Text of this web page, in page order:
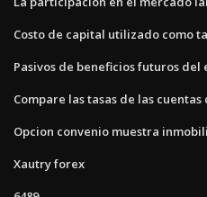
Costo de capital utilizado como
Pasivos de beneficios futuros del
Compare las tasas de las
Opcion convenio muestra
Xautry forex